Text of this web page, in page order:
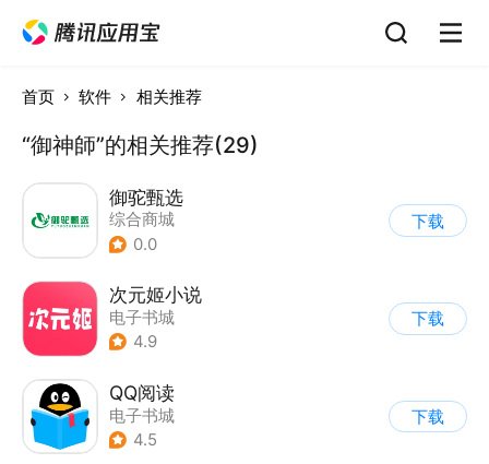
首页 软件 相关推荐
“御神師”的相关推荐(29)
御驼甄选
综合商城
0.0
下载
次元姬小说
电子书城
4.9
下载
QQ阅读
电子书城
4.5
下载